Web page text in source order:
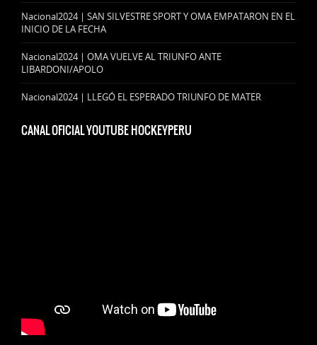
Nacional2024 | SAN SILVESTRE SPORT Y OMA EMPATARON EN EL
INICIO DE LA FECHA
Nacional2024 | OMA VUELVE AL TRIUNFO ANTE
LIBARDONI/APOLO
Nacional2024 | LLEGÓ EL ESPERADO TRIUNFO DE MATER
CANAL OFICIAL YOUTUBE HOCKEYPERU